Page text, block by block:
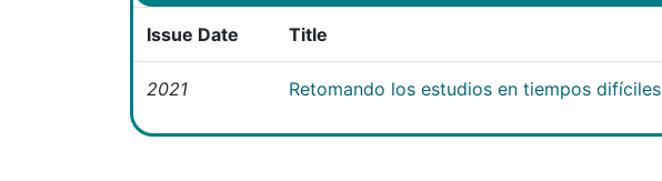
Issue Date Title
2021 Retomando los estudios en tiempos difíciles